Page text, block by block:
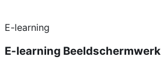
E-learning
E-learning Beeldschermwerk